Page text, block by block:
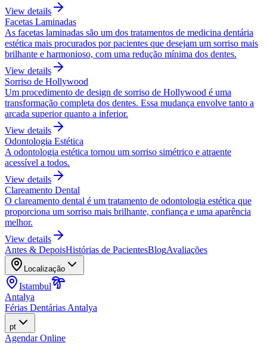
View details
Facetas Laminadas
As facetas laminadas são um dos tratamentos de medicina dentária
estética mais procurados por pacientes que desejam um sorriso mais
brilhante e harmonioso, com uma redução mínima dos dentes.
View details
Sorriso de Hollywood
Um procedimento de design de sorriso de Hollywood é uma
transformação completa dos dentes. Essa mudança envolve tanto a
arcada superior quanto a inferior.
View details
Odontologia Estética
A odontologia estética tornou um sorriso simétrico e atraente
acessível a todos.
View details
Clareamento Dental
O clareamento dental é um tratamento de odontologia estética que
proporciona um sorriso mais brilhante, confiança e uma aparência
melhor.
View details
Antes & DepoisHistórias de PacientesBlogAvaliações
Localização
Istambul
Antalya
Férias Dentárias Antalya
pt
Agendar Online